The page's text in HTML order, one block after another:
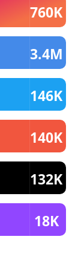
760K
3.4M
146K
140K
132K
18K